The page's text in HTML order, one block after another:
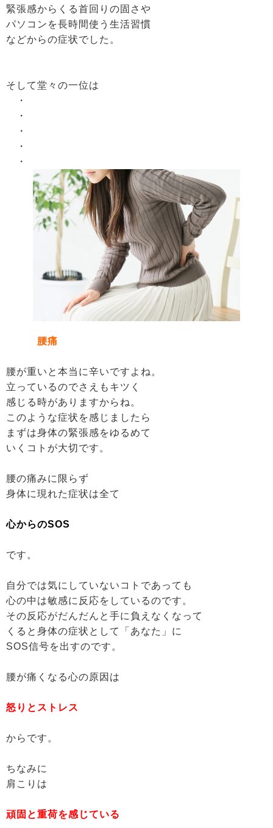
緊張感からくる首回りの固さや
パソコンを長時間使う生活習慣
などからの症状でした。
そして堂々の一位は
・
・
・
・
・
腰痛
腰が重いと本当に辛いですよね。
立っているのでさえもキツく
感じる時がありますからね。
このような症状を感じましたら
まずは身体の緊張感をゆるめて
いくコトが大切です。
腰の痛みに限らず
身体に現れた症状は全て
心からのSOS
です。
自分では気にしていないコトであっても
心の中は敏感に反応をしているのです。
その反応がだんだんと手に負えなくなって
くると身体の症状として「あなた」に
SOS信号を出すのです。
腰が痛くなる心の原因は
怒りとストレス
からです。
ちなみに
肩こりは
頑固と重荷を感じている